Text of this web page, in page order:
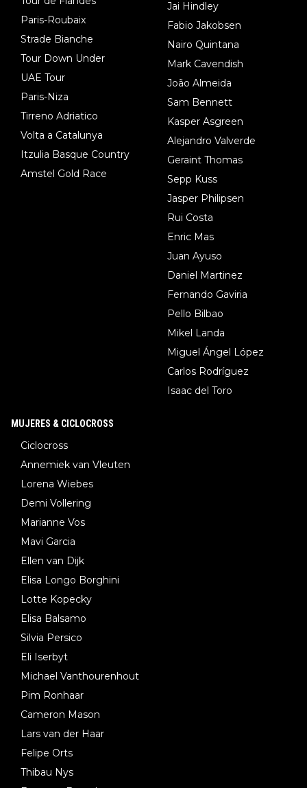
Paris-Roubaix
Strade Bianche
Tour Down Under
UAE Tour
Paris-Niza
Tirreno Adriatico
Volta a Catalunya
Itzulia Basque Country
Amstel Gold Race
Jai Hindley
Fabio Jakobsen
Nairo Quintana
Mark Cavendish
João Almeida
Sam Bennett
Kasper Asgreen
Alejandro Valverde
Geraint Thomas
Sepp Kuss
Jasper Philipsen
Rui Costa
Enric Mas
Juan Ayuso
Daniel Martinez
Fernando Gaviria
Pello Bilbao
Mikel Landa
Miguel Ángel López
Carlos Rodríguez
Isaac del Toro
MUJERES & CICLOCROSS
Ciclocross
Annemiek van Vleuten
Lorena Wiebes
Demi Vollering
Marianne Vos
Mavi Garcia
Ellen van Dijk
Elisa Longo Borghini
Lotte Kopecky
Elisa Balsamo
Silvia Persico
Eli Iserbyt
Michael Vanthourenhout
Pim Ronhaar
Cameron Mason
Lars van der Haar
Felipe Orts
Thibau Nys